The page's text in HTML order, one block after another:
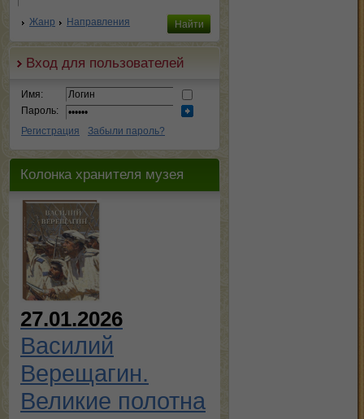
Жанр Направления
Вход для пользователей
Имя:
Пароль:
Регистрация
Забыли пароль?
Колонка хранителя музея
27.01.2026
Василий
Верещагин.
Великие полотна